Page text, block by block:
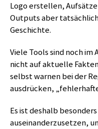
Logo erstellen,
Outputs aber
Geschichte.
Viele Tools sind noch im
nicht auf aktuelle
selbst warnen bei der
ausdrücken,
Es ist deshalb
auseinanderzusetzen,